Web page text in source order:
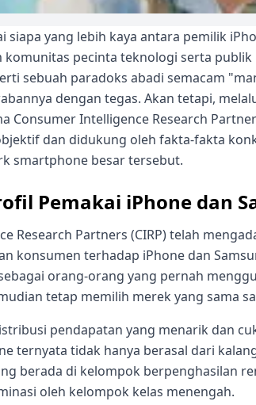
siapa yang lebih kaya antara pemilik
pecinta teknologi serta
sebuah paradoks abadi semacam
dengan tegas. Akan tetapi,
Consumer Intelligence Research
dan didukung oleh fakta-fakta
smartphone besar tersebut.
Pemakai iPhone dan
Research Partners (CIRP) telah
konsumen terhadap iPhone dan
orang-orang yang pernah
tetap memilih merek yang sama
pendapatan yang menarik dan
ternyata tidak hanya berasal dari
berada di kelompok berpenghasilan
oleh kelompok kelas menengah.